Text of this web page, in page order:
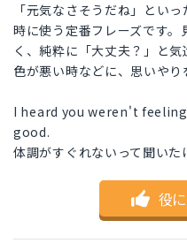
「元気なさそうだね」とい
時に使う定番フレーズです
く、純粋に「大丈夫？」と
色が悪い時などに、思いやり
I heard you weren't
good.
体調がすぐれないって聞いた
役